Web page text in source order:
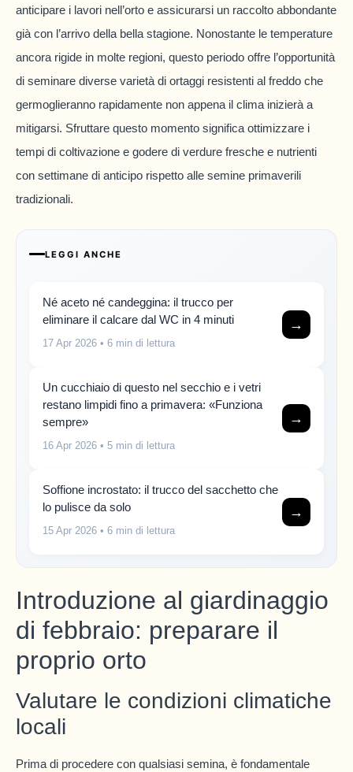
anticipare i lavori nell’orto e assicurarsi un raccolto abbondante
già con l’arrivo della bella stagione. Nonostante le temperature
ancora rigide in molte regioni, questo periodo offre l’opportunità
di seminare diverse varietà di ortaggi resistenti al freddo che
germoglieranno rapidamente non appena il clima inizierà a
mitigarsi. Sfruttare questo momento significa ottimizzare i
tempi di coltivazione e godere di verdure fresche e nutrienti
con settimane di anticipo rispetto alle semine primaverili
tradizionali.
LEGGI ANCHE
Né aceto né candeggina: il trucco per
eliminare il calcare dal WC in 4 minuti
17 Apr 2026 • 6 min di lettura
→
Un cucchiaio di questo nel secchio e i vetri
restano limpidi fino a primavera: «Funziona
sempre»
16 Apr 2026 • 5 min di lettura
→
Soffione incrostato: il trucco del sacchetto che
lo pulisce da solo
15 Apr 2026 • 6 min di lettura
→
Introduzione al giardinaggio
di febbraio: preparare il
proprio orto
Valutare le condizioni climatiche
locali
Prima di procedere con qualsiasi semina, è fondamentale